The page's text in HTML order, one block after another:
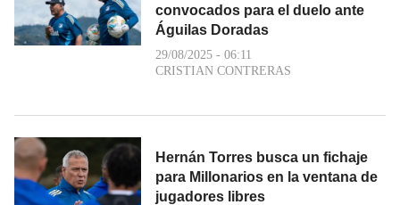
convocados para el duelo ante
Águilas Doradas
29/08/2025 - 06:11
CRISTIAN CONTRERAS
Hernán Torres busca un fichaje
para Millonarios en la ventana de
jugadores libres